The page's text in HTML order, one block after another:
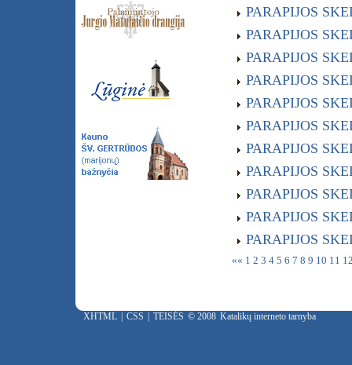
PARAPIJOS
PARAPIJOS
PARAPIJOS
PARAPIJOS
PARAPIJOS
PARAPIJOS
PARAPIJOS
PARAPIJOS
PARAPIJOS
PARAPIJOS
PARAPIJOS
«« 1 2 3 4 5 6 7 8 9 10 11
XHTML CSS TEISĖS © 2008 Katalikų interneto tarnyba